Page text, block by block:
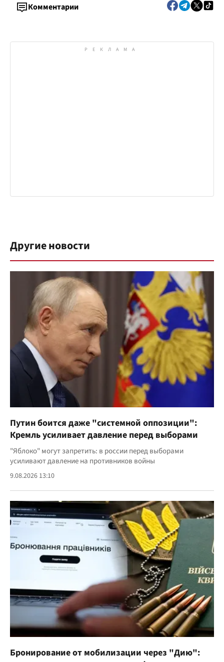
Комментарии
Другие новости
Путин боится даже "системной оппозиции":
Кремль усиливает давление перед выборами
"Яблоко" могут запретить: в россии перед выборами
усиливают давление на противников войны
9.08.2026 13:10
Бронирование от мобилизации через "Дию":